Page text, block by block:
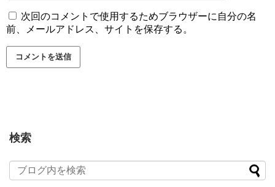
次回のコメントで使用するためブラウザーに自分の名
前、メールアドレス、サイトを保存する。
検索